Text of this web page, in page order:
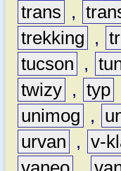
trans
,
trekking
,
tucson
,
twizy , typ
unimog
,
urvan
, v-